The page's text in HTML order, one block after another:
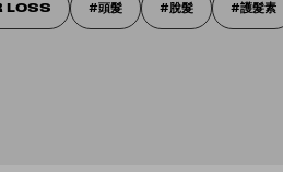
LOSS 頭髮 脫髮 護髮素